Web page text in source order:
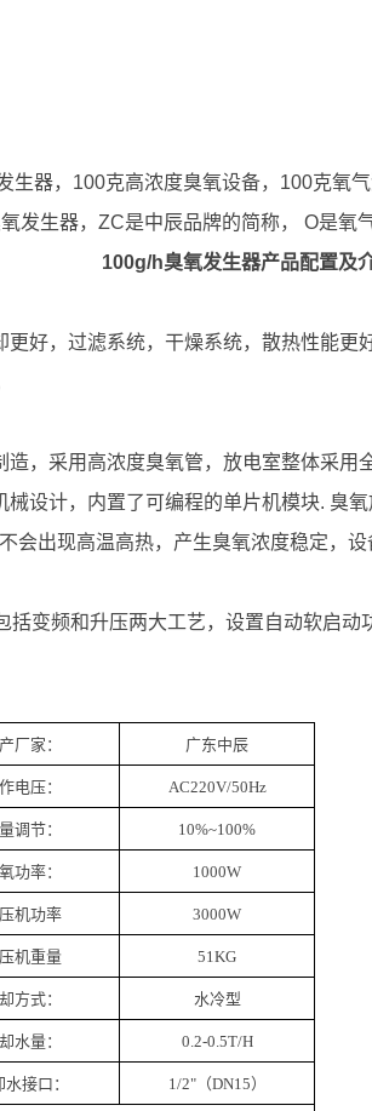
生器，100克高浓度臭氧设备，100克氧
发生器， ZC是中辰品牌的简称， O是氧
100g/h臭氧发生器产品配置及
好，过滤系统，干燥系统，散热性能更
，采用高浓度臭氧管，放电室整体采用
设计，内置了可编程的单片机模块. 臭
会出现高温高热，产生臭氧浓度稳定，
变频和升压两大工艺，设置自动软启动
厂家： 广东中辰
电压： AC220V/50Hz
调节： 10%~100%
功率： 1000W
机功率 3000W
机重量 51KG
方式： 水冷型
水量： 0.2-0.5T/H
接口： 1/2"（DN15）